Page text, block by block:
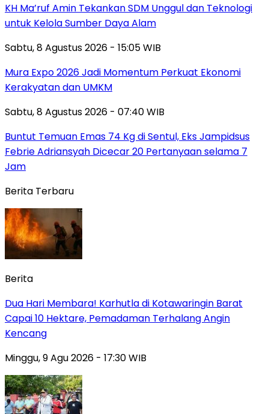
KH Ma’ruf Amin Tekankan SDM Unggul dan Teknologi
untuk Kelola Sumber Daya Alam
Sabtu, 8 Agustus 2026 - 15:05 WIB
Mura Expo 2026 Jadi Momentum Perkuat Ekonomi
Kerakyatan dan UMKM
Sabtu, 8 Agustus 2026 - 07:40 WIB
Buntut Temuan Emas 74 Kg di Sentul, Eks Jampidsus
Febrie Adriansyah Dicecar 20 Pertanyaan selama 7
Jam
Berita Terbaru
Berita
Dua Hari Membara! Karhutla di Kotawaringin Barat
Capai 10 Hektare, Pemadaman Terhalang Angin
Kencang
Minggu, 9 Agu 2026 - 17:30 WIB